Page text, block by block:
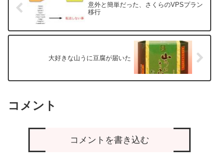
意外と簡単だった、さくらのVPSプラン
移行
大好きな山うに豆腐が届いた
コメント
コメントを書き込む